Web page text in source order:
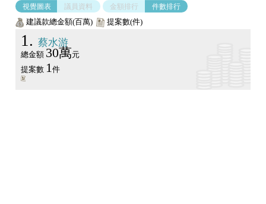
視覺圖表 議員資料 金額排行 件數排行
建議款總金額(百萬) 提案數(件)
1 蔡水游
總金額 30萬元
提案數 1件